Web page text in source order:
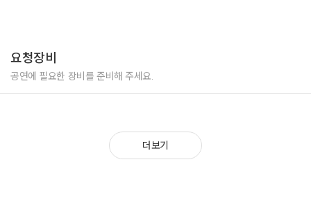
2025 산림청 ‘산림복지종합교육센터’ 개소식
2025 율촌화학 포승 신공장 가동 기념식
2025 중앙사회서비스 소셜업 공모전
2025 K-DATA,신용보증기금,한국핀테크지원센터 IR 데모데이
2025 강한 소상공인 성장지원사업 1차 오디션
요청장비
공연에 필요한 장비를 준비해 주세요.
더보기